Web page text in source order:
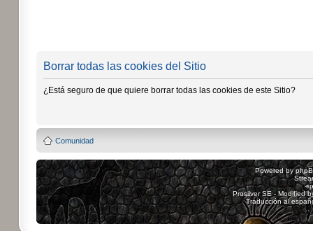
Borrar todas las cookies del Sitio
¿Está seguro de que quiere borrar todas las cookies de este Sitio?
Comunidad
Powered by
Prosilver SE - Modified
Traducción al